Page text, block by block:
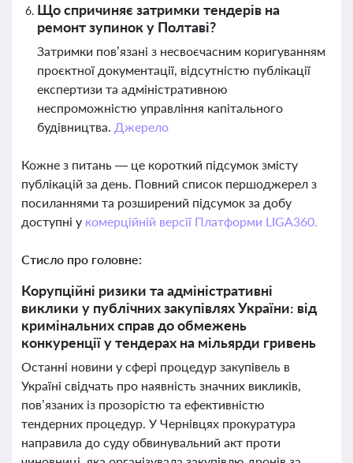
Що спричиняє затримки тендерів на
ремонт зупинок у Полтаві?
Затримки пов’язані з несвоєчасним коригуванням
проєктної документації, відсутністю публікації
експертизи та адміністративною
неспроможністю управління капітального
будівництва. Джерело
Кожне з питань — це короткий підсумок змісту
публікацій за день. Повний список першоджерел з
посиланнями та розширений підсумок за добу
доступні у комерційній версії Платформи LIGA360.
Стисло про головне:
Корупційні ризики та адміністративні
виклики у публічних закупівлях України: від
кримінальних справ до обмежень
конкуренції у тендерах на мільярди гривень
Останні новини у сфері процедур закупівель в
Україні свідчать про наявність значних викликів,
пов’язаних із прозорістю та ефективністю
тендерних процедур. У Чернівцях прокуратура
направила до суду обвинувальний акт проти